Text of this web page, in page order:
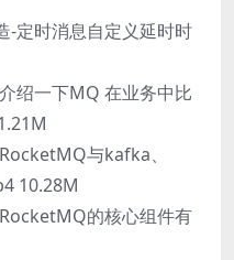
定时消息自定义延时时
绍一下MQ 在业务中比
与kafka、
10.28M
的核心组件有